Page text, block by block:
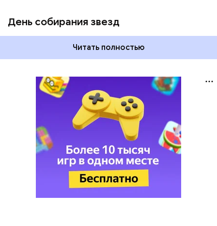
День собирания звезд
Читать полностью